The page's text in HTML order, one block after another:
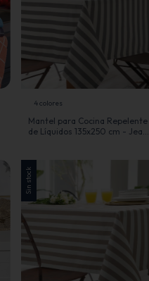
4 colores
Mantel para Cocina Repelente
de Líquidos 135x250 cm - Jean
Sin stock